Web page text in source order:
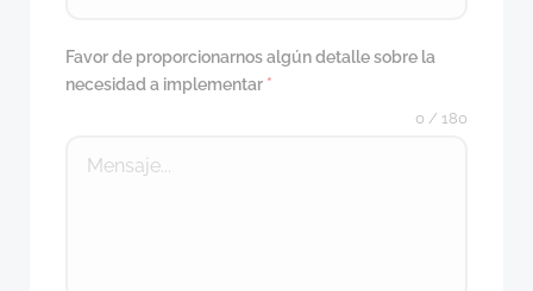
Favor de proporcionarnos algún detalle sobre la
necesidad a implementar *
0 / 180